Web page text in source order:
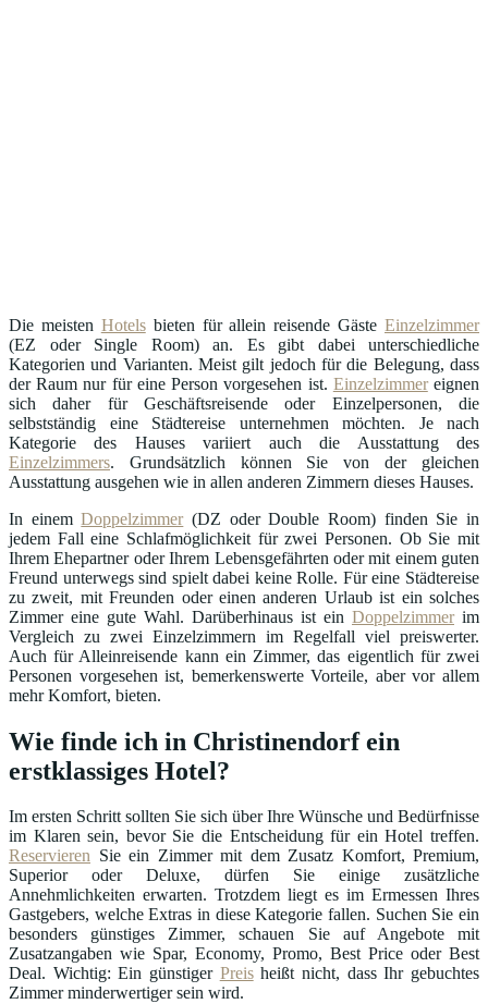
Die meisten Hotelsbieten für allein reisende Gäste Einzelzimmer
(EZ oder Single Room) an. Es gibt dabei unterschiedliche
Kategorien und Varianten. Meist gilt jedoch für die Belegung, dass
der Raum nur für eine Person vorgesehen ist. Einzelzimmereignen
sich daher für Geschäftsreisende oder Einzelpersonen, die
selbstständig eine Städtereise unternehmen möchten. Je nach
Kategorie des Hauses variiert auch die Ausstattung des
Einzelzimmers. Grundsätzlich können Sie von der gleichen
Ausstattung ausgehen wie in allen anderen Zimmern dieses Hauses.
In einemDoppelzimmer(DZ oder Double Room) finden Sie in
jedem Fall eine Schlafmöglichkeit für zwei Personen. Ob Sie mit
Ihrem Ehepartner oder Ihrem Lebensgefährten oder mit einem guten
Freund unterwegs sind spielt dabei keine Rolle. Für eine Städtereise
zu zweit, mit Freunden oder einen anderen Urlaub ist ein solches
Zimmer eine gute Wahl. Darüberhinaus ist ein Doppelzimmerim
Vergleich zu zwei Einzelzimmern im Regelfall viel preiswerter.
Auch für Alleinreisende kann ein Zimmer, das eigentlich für zwei
Personen vorgesehen ist, bemerkenswerte Vorteile, aber vor allem
mehr Komfort, bieten.
Wie finde ich in Christinendorf ein
erstklassiges Hotel?
Im ersten Schritt sollten Sie sich über Ihre Wünsche und Bedürfnisse
im Klaren sein, bevor Sie die Entscheidung für ein Hotel treffen.
Reservieren Sie ein Zimmer mit dem Zusatz Komfort, Premium,
Superior oder Deluxe, dürfen Sie einige zusätzliche
Annehmlichkeiten erwarten. Trotzdem liegt es im Ermessen Ihres
Gastgebers, welche Extras in diese Kategorie fallen. Suchen Sie ein
besonders günstiges Zimmer, schauen Sie auf Angebote mit
Zusatzangaben wie Spar, Economy, Promo, Best Price oder Best
Deal. Wichtig: Ein günstiger Preisheißt nicht, dass Ihr gebuchtes
Zimmer minderwertiger sein wird.